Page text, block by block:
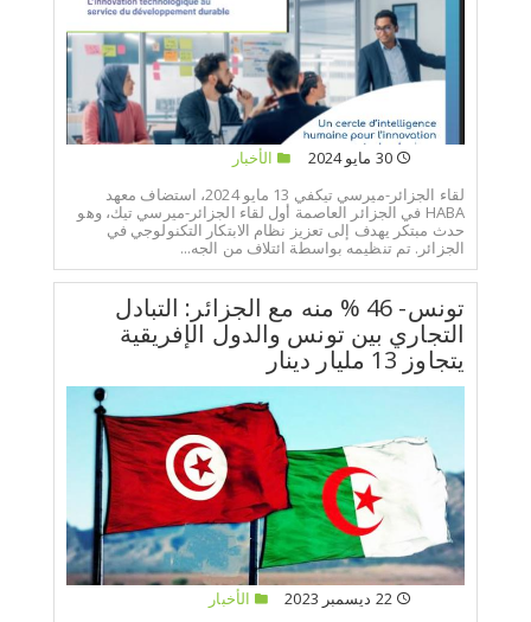
30 مايو 2024
الأخبار
لقاء الجزائر-ميرسي تيكفي 13 مايو 2024، استضاف معهد
HABA في الجزائر العاصمة أول لقاء الجزائر-ميرسي تيك، وهو
حدث مبتكر يهدف إلى تعزيز نظام الابتكار التكنولوجي في
الجزائر. تم تنظيمه بواسطة ائتلاف من الجه...
تونس- 46 % منه مع الجزائر: التبادل
التجاري بين تونس والدول الإفريقية
يتجاوز 13 مليار دينار
22 ديسمبر 2023
الأخبار